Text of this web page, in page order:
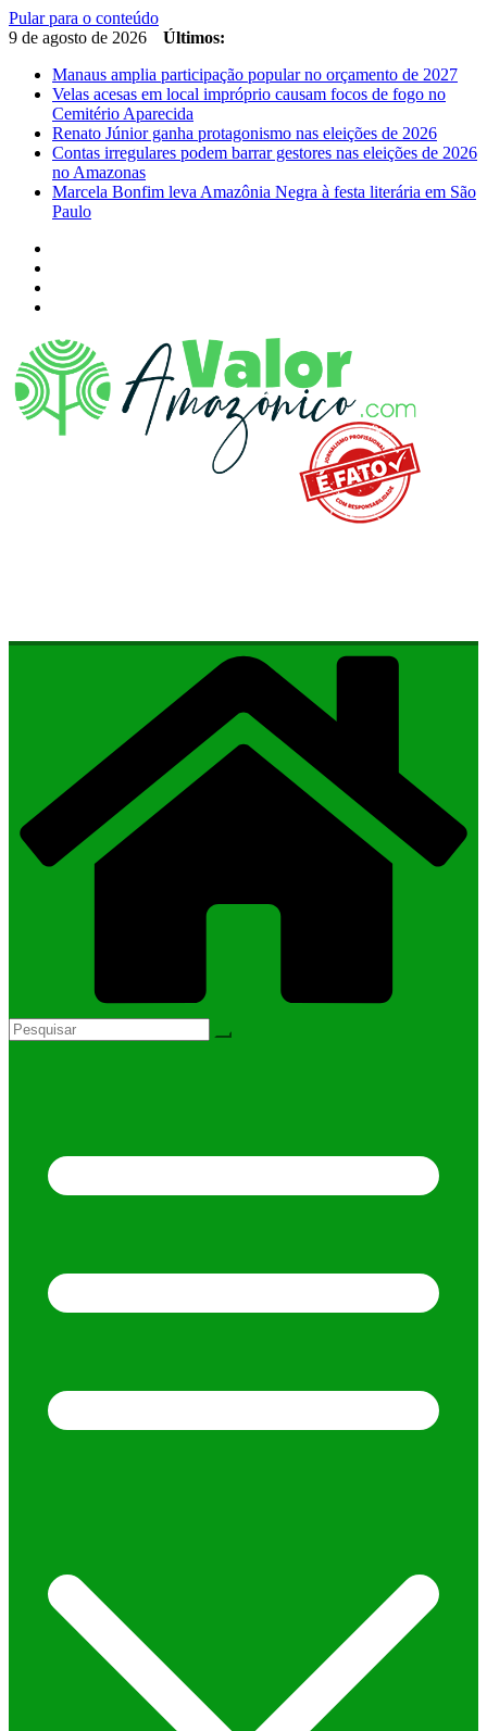
Pular para o conteúdo
9 de agosto de 2026
Últimos:
Manaus amplia participação popular no orçamento de 2027
Velas acesas em local impróprio causam focos de fogo no
Cemitério Aparecida
Renato Júnior ganha protagonismo nas eleições de 2026
Contas irregulares podem barrar gestores nas eleições de 2026
no Amazonas
Marcela Bonfim leva Amazônia Negra à festa literária em São
Paulo